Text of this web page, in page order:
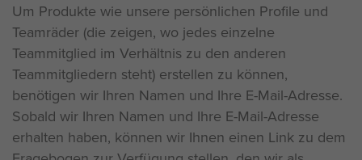
Um Produkte wie unsere persönlichen Profile und
Teamräder (die zeigen, wo jedes einzelne
Teammitglied im Verhältnis zu den anderen
Teammitgliedern steht) erstellen zu können,
benötigen wir Ihren Namen und Ihre E-Mail-Adresse.
Sobald wir Ihren Namen und Ihre E-Mail-Adresse
erhalten haben, können wir Ihnen einen Link zu dem